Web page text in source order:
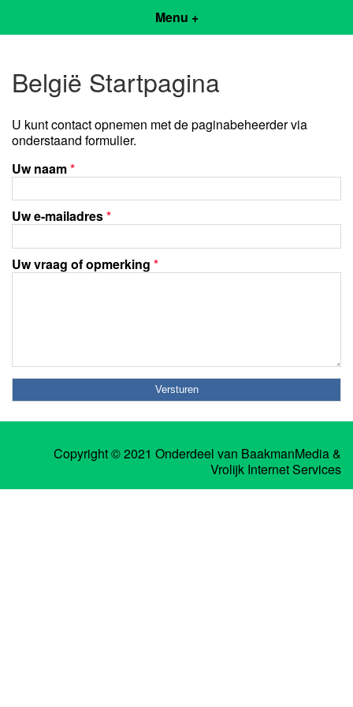
Menu +
België Startpagina
U kunt contact opnemen met de paginabeheerder via
onderstaand formulier.
Uw naam*
Uw e-mailadres*
Uw vraag of opmerking *
Copyright © 2021 Onderdeel van BaakmanMedia&
Vrolijk Internet Services